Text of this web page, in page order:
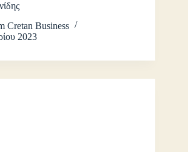
Cretan Business
2023